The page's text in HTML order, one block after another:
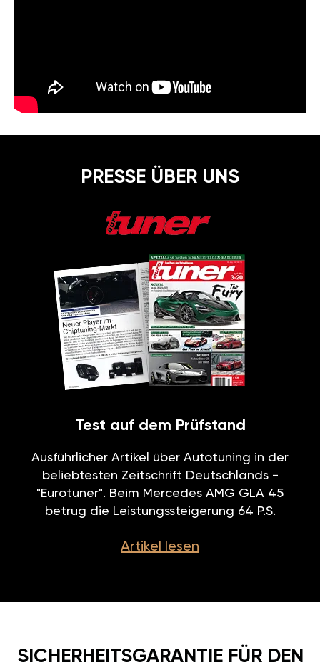
PRESSE ÜBER UNS
Test auf dem Prüfstand
Ausführlicher Artikel über Autotuning in der
beliebtesten Zeitschrift Deutschlands -
"Eurotuner". Beim Mercedes AMG GLA 45
betrug die Leistungssteigerung 64 P.S.
Artikel lesen
SICHERHEITSGARANTIE FÜR DEN